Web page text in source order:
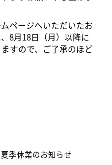
ページへいただいたお
8月18日（月）以降に
すので、ご了承のほど
夏季休業のお知らせ